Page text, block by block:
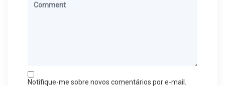
Notifique-me sobre novos comentários por e-mail.